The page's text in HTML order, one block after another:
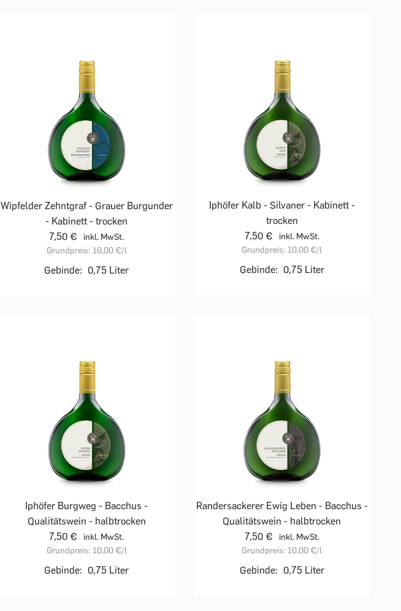
Wipfelder Zehntgraf - Grauer Burgunder
- Kabinett - trocken
7,50 €
inkl. MwSt.
Grundpreis: 10,00 €/l
Gebinde: 0,75 Liter
Iphöfer Kalb - Silvaner - Kabinett -
trocken
7,50 €
inkl. MwSt.
Grundpreis: 10,00 €/l
Gebinde: 0,75 Liter
Iphöfer Burgweg - Bacchus -
Qualitätswein - halbtrocken
7,50 €
inkl. MwSt.
Grundpreis: 10,00 €/l
Gebinde: 0,75 Liter
Randersackerer Ewig Leben - Bacchus -
Qualitätswein - halbtrocken
7,50 €
inkl. MwSt.
Grundpreis: 10,00 €/l
Gebinde: 0,75 Liter